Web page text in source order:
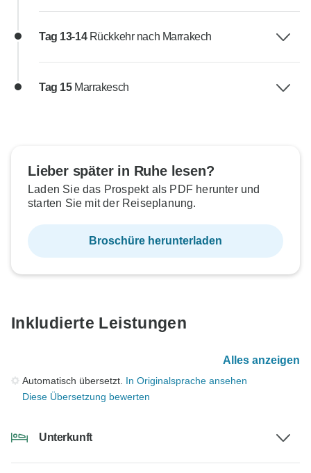
Tag 13-14 Rückkehr nach Marrakech
Tag 15 Marrakesch
Lieber später in Ruhe lesen?
Laden Sie das Prospekt als PDF herunter und
starten Sie mit der Reiseplanung.
Broschüre herunterladen
Inkludierte Leistungen
Alles anzeigen
Automatisch übersetzt. In Originalsprache ansehen
Diese Übersetzung bewerten
Unterkunft